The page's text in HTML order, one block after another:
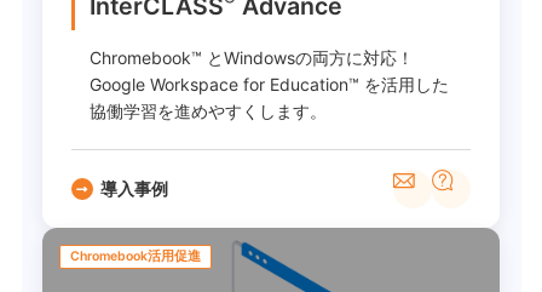
InterCLASS Advance
Chromebook™ とWindowsの両方に対応！
Google Workspace for Education™ を活用した
協働学習を進めやすくします。
導入事例
Chromebook活用促進